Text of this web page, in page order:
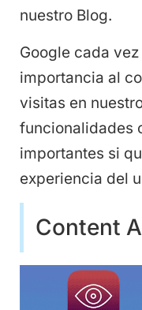
nuestro Blog.
Google cada
importancia al
visitas en
funcionalidades
importantes si
experiencia del
Content